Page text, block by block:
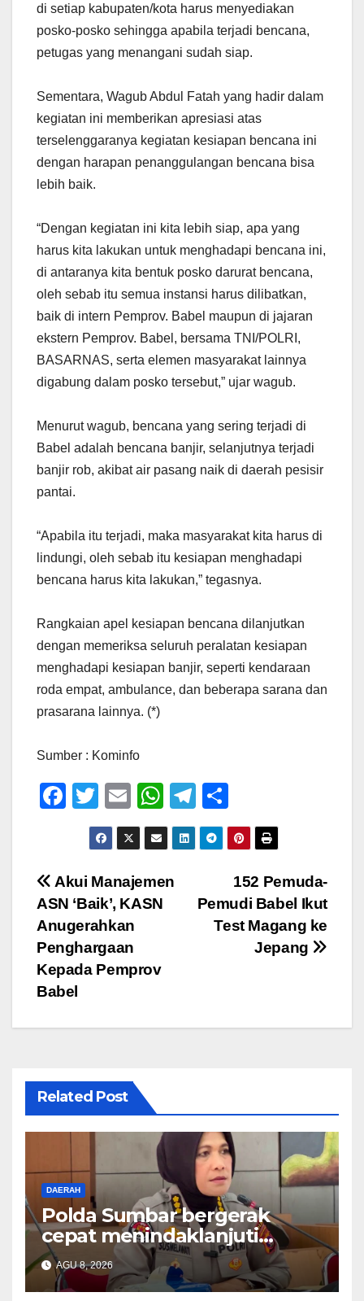
di setiap kabupaten/kota harus menyediakan
posko-posko sehingga apabila terjadi bencana,
petugas yang menangani sudah siap.
Sementara, Wagub Abdul Fatah yang hadir dalam
kegiatan ini memberikan apresiasi atas
terselenggaranya kegiatan kesiapan bencana ini
dengan harapan penanggulangan bencana bisa
lebih baik.
“Dengan kegiatan ini kita lebih siap, apa yang
harus kita lakukan untuk menghadapi bencana ini,
di antaranya kita bentuk posko darurat bencana,
oleh sebab itu semua instansi harus dilibatkan,
baik di intern Pemprov. Babel maupun di jajaran
ekstern Pemprov. Babel, bersama TNI/POLRI,
BASARNAS, serta elemen masyarakat lainnya
digabung dalam posko tersebut,” ujar wagub.
Menurut wagub, bencana yang sering terjadi di
Babel adalah bencana banjir, selanjutnya terjadi
banjir rob, akibat air pasang naik di daerah pesisir
pantai.
“Apabila itu terjadi, maka masyarakat kita harus di
lindungi, oleh sebab itu kesiapan menghadapi
bencana harus kita lakukan,” tegasnya.
Rangkaian apel kesiapan bencana dilanjutkan
dengan memeriksa seluruh peralatan kesiapan
menghadapi kesiapan banjir, seperti kendaraan
roda empat, ambulance, dan beberapa sarana dan
prasarana lainnya. (*)
Sumber : Kominfo
F
e
b
o
o
k
T
wi
tt
er
E
m
ail
W
h
at
s
T
el
e
a
m
h
ar
e
Navigasi
pos
152 Pemuda-
Pemudi Babel Ikut
Test Magang ke
Jepang
Akui Manajemen
ASN ‘Baik’, KASN
Anugerahkan
Penghargaan
Kepada Pemprov
Babel
Related Post
DAERAH
Polda Sumbar bergerak
cepat menindaklanjuti
dugaan insiden pemukulan
yang diduga melibatkan
seorang oknum perwira Polri
AGU 8, 2026